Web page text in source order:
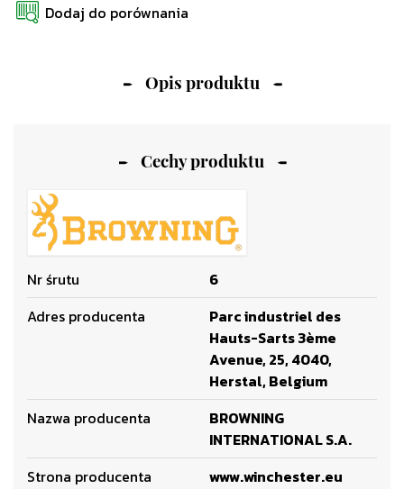
Dodaj do porównania
Cechy produktu
Nr śrutu
6
Adres producenta
Parc industriel des
Hauts-Sarts 3ème
Avenue, 25, 4040,
Herstal, Belgium
Nazwa producenta
BROWNING
INTERNATIONAL S.A.
Strona producenta
www.winchester.eu
Opis produktu